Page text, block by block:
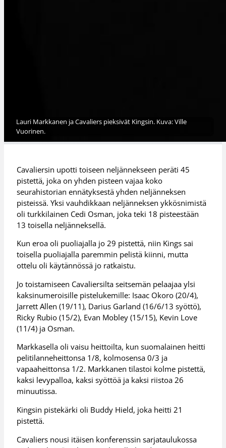
Lauri Markkanen ja Cavaliers pieksivät Kingsin. Kuva: Ville
Vuorinen.
Cavaliersin upotti toiseen neljännekseen peräti 45
pistettä, joka on yhden pisteen vajaa koko
seurahistorian ennätyksestä yhden neljänneksen
pisteissä. Yksi vauhdikkaan neljänneksen ykkösnimistä
oli turkkilainen Cedi Osman, joka teki 18 pisteestään
13 toisella neljänneksellä.
Kun eroa oli puoliajalla jo 29 pistettä, niin Kings sai
toisella puoliajalla paremmin pelistä kiinni, mutta
ottelu oli käytännössä jo ratkaistu.
Jo toistamiseen Cavaliersilta seitsemän pelaajaa ylsi
kaksinumeroisille pistelukemille: Isaac Okoro (20/4),
Jarrett Allen (19/11), Darius Garland (16/6/13 syöttö),
Ricky Rubio (15/2), Evan Mobley (15/15), Kevin Love
(11/4) ja Osman.
Markkasella oli vaisu heittoilta, kun suomalainen heitti
pelitilanneheittonsa 1/8, kolmosensa 0/3 ja
vapaaheittonsa 1/2. Markkanen tilastoi kolme pistettä,
kaksi levypalloa, kaksi syöttöä ja kaksi riistoa 26
minuutissa.
Kingsin pistekärki oli Buddy Hield, joka heitti 21
pistettä.
Cavaliers nousi itäisen konferenssin sarjataulukossa